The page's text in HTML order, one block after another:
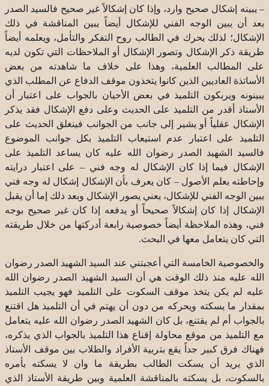
– يبينه إشكال صحيح وارد، وإذا كان إشكالاً غير صحيح فالسيد الصدر
بعد أن يبين الوجه الفني للإشكال أيضاً يبين المناقشة في ذلك
الإشكال؛ لذلك يحرك في الطالب روح التفكر والتأمل، ويعلمه أيضاً
طريقة ذكر الإشكال وتصور الإشكال أو الملاحظات التي تكون لديه
على المطالب العلمية، وهذا على خلاف ما شاهدته من بعض
الأساتذة العاديين الذين كانوا يتخذون موقف الدفاع عن المطلب الذي
يبينونه ويربكون التلميذ في بعض الأحيان بالجواب على اعتبار أن
الأستاذ أقدر من التلميذ على الحديث وعلى دفع الإشكال فقد يذكر
الإشكال عقلياً أو يشير إلى جانب من الجوانب فينغلق الحديث على
التلميذ على اعتبار عدم استيعاب التلميذ بكل جوانب الموضوع
فالسيد الشهيد الصدر رضوان الله عليه كان يساعد التلميذ على
الإشكال فيما إذا كان الإشكال له وجه فني – على اعتبار درايته
وإحاطته بعلم الأصول – كان يعرف بأن الإشكال إشكال له وجه فني
يبين الوجه الفني للإشكال، يعني يصور الإشكال وبعد ذلك إما أن يقبل
الإشكال إذا كان إشكالاً صحيحاً أو يدفعه إذا كان غير صحيح بوجه
فني، وهذه الملاحظة أيضاً خصوصية رابعة أدركتها من خلال طريقته
التي كان يتعامل معها في البحث.
والخصوصية الخامسة التي أعجبتني عند السيد الشهيد الصدر رضوان
الله عليه منذ ذلك الوقت هي أن السيد الشهيد الصدر رضوان الله
عليه لم يكن يتخذ موقف السكوت على التلميذ فهو يجيب التلميذ
بمقدار ما يسكته ويحركه من دون أن يهتم في أن التلميذ هل اقتنع
بالجواب أم لم يقتنع، بل كان الشهيد الصدر رضوان الله عليه يتعامل
مع التلميذ من موقع محاولة إقناع هذا التلميذ بالجواب الذي يذكره،
فهناك فرق كبير جداً يقع بتربية الأفراد والطلاب بين موقف الأستاذ
الذي يريد أن يسكت الطالب بطريقة ما وان لا يسكته بأمره
بالسكوت، بل يسكته بالمناقشة العلمية وبين طريقة الأستاذ الذي